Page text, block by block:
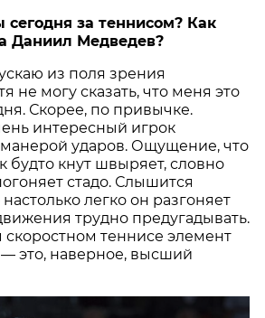
за теннисом? Как
Даниил Медведев?
из поля зрения
не могу сказать, что меня это
Скорее, по привычке.
интересный игрок
манерой ударов. Ощущение, что
будто кнут швыряет, словно
стадо. Слышится
легко он разгоняет
трудно предугадывать.
теннисе элемент
это, наверное, высший